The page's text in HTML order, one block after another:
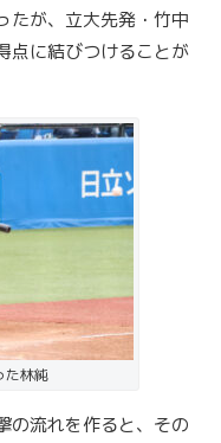
たが、立大先発・竹中
点に結びつけることが
た林純
の流れを作ると、その